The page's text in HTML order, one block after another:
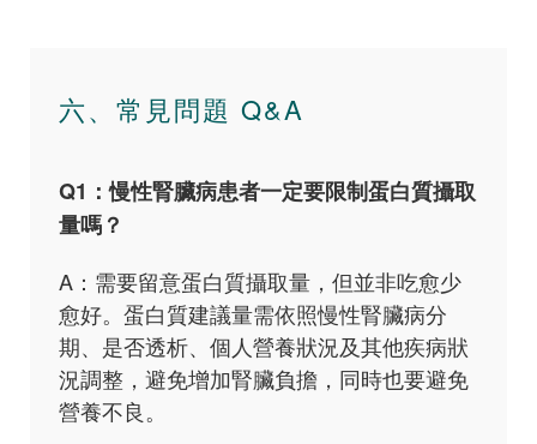
六、常見問題 Q&A
Q1：慢性腎臟病患者一定要限制蛋白質攝取
量嗎？
A：需要留意蛋白質攝取量，但並非吃愈少
愈好。蛋白質建議量需依照慢性腎臟病分
期、是否透析、個人營養狀況及其他疾病狀
況調整，避免增加腎臟負擔，同時也要避免
營養不良。